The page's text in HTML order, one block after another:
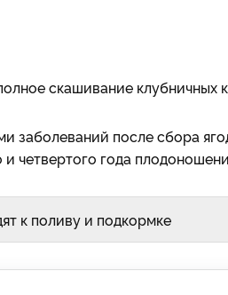
скашивание клубничных
заболеваний после сбора
четвертого года
к поливу и подкормке